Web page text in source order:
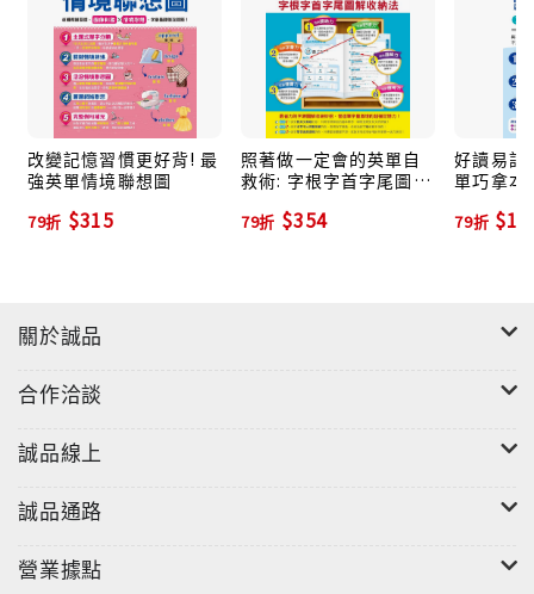
為什麼英文學了又學、背了再背，
看到老外又變省話一哥/一姐？
天公伯啊，請讓我talk in English吧！
文？！
大家都糾結：老外在前，什麼有背沒背，到頭來腦中閃
光一片！
改變記憶習慣更好背! 最
強英單情境聯想圖
79折 $315
照著做一定會的英單自
救術: 字根字首字尾圖解
79折 $354
好讀易記
單巧拿本
79折
關於誠品
合作洽談
誠品線上
誠品通路
營業據點